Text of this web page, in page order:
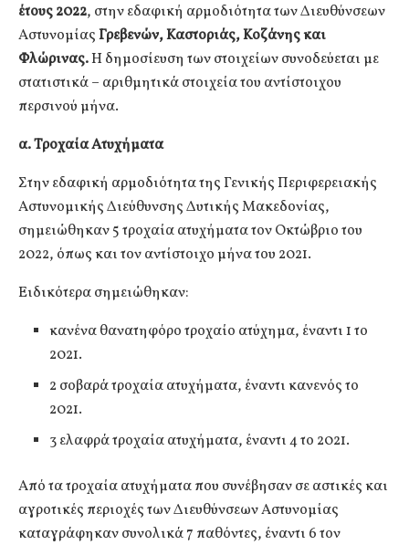
έτους 2022, στην εδαφική αρμοδιότητα των Διευθύνσεων
ΑστυνομίαςΓρεβενών, Καστοριάς, Κοζάνης και
Φλώρινας.Η δημοσίευση των στοιχείων συνοδεύεται με
στατιστικά – αριθμητικά στοιχεία του αντίστοιχου
περσινού μήνα.
α. Τροχαία Ατυχήματα
Στην εδαφική αρμοδιότητα της Γενικής Περιφερειακής
Αστυνομικής Διεύθυνσης Δυτικής Μακεδονίας,
σημειώθηκαν 5 τροχαία ατυχήματα τον Οκτώβριο του
2022, όπως και τον αντίστοιχο μήνα του 2021.
Ειδικότερα σημειώθηκαν:
κανένα θανατηφόρο τροχαίο ατύχημα, έναντι 1 το
2021.
2 σοβαρά τροχαία ατυχήματα, έναντι κανενός το
2021.
3 ελαφρά τροχαία ατυχήματα, έναντι 4 το 2021.
Από τα τροχαία ατυχήματα που συνέβησαν σε αστικές και
αγροτικές περιοχές των Διευθύνσεων Αστυνομίας
καταγράφηκαν συνολικά 7 παθόντες, έναντι 6 τον